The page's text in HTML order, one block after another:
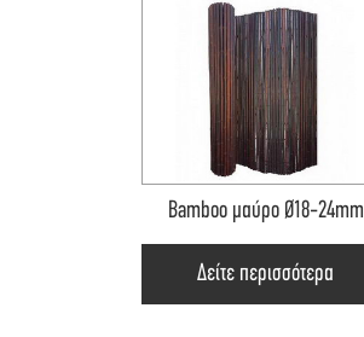
Bamboo μαύρο Ø18-24mm
Δείτε περισσότερα